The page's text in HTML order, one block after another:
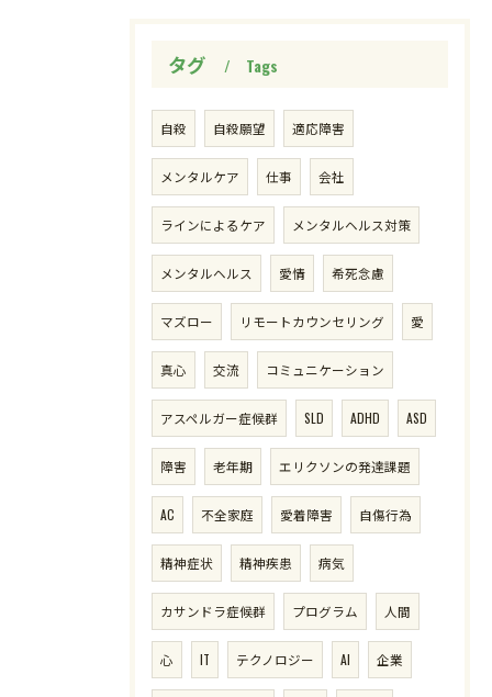
タグ Tags
自殺 自殺願望 適応障害
メンタルケア 仕事 会社
ラインによるケア メンタルヘルス対策
メンタルヘルス 愛情 希死念慮
マズロー リモートカウンセリング 愛
真心 交流 コミュニケーション
アスペルガー症候群 SLD ADHD ASD
障害 老年期 エリクソンの発達課題
AC 不全家庭 愛着障害 自傷行為
精神症状 精神疾患 病気
カサンドラ症候群 プログラム 人間
心 IT テクノロジー AI 企業